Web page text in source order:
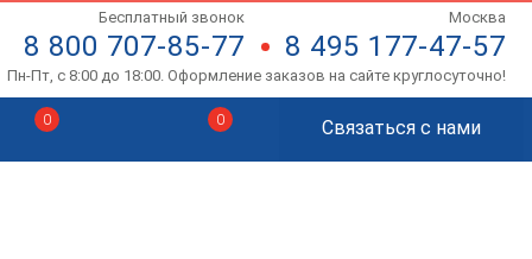
Москва
8 495 177-47-57
Бесплатный звонок
8 800 707-85-77
Пн-Пт, с 8:00 до 18:00. Оформление заказов на сайте круглосуточно!
Связаться с нами
0 0